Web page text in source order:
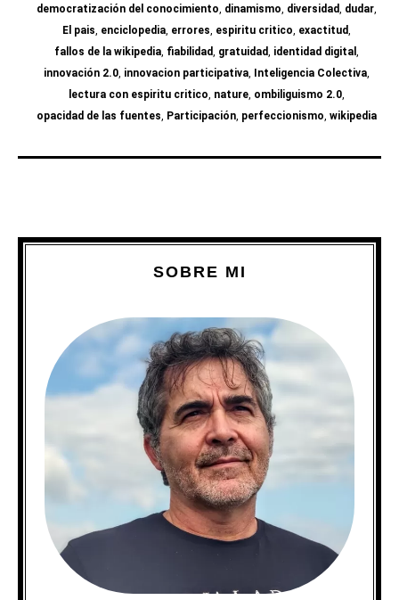
democratización del conocimiento dinamismo diversidad dudar,
El pais enciclopedia, errores espiritu critico exactitud
fallos de la wikipedia, fiabilidad gratuidad identidad digital
innovación 2.0, innovacion participativa, Inteligencia Colectiva,
lectura con espiritu critico nature, ombiliguismo 2.0,
opacidad de las fuentes Participación, perfeccionismo wikipedia
SOBRE MI